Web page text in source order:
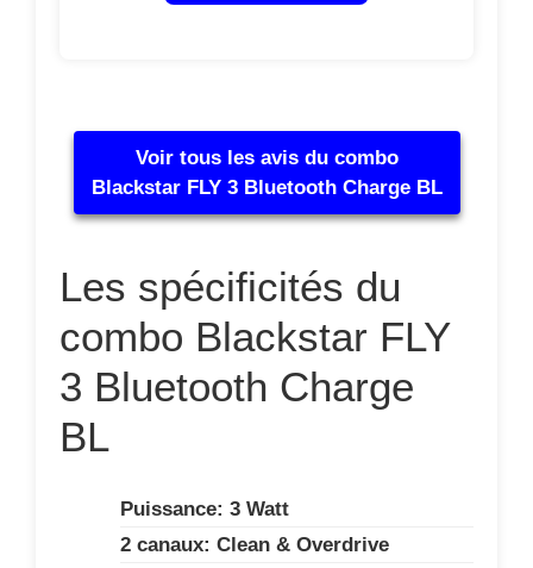
Voir tous les avis du combo
Blackstar FLY 3 Bluetooth Charge BL
Les spécificités du
combo Blackstar FLY
3 Bluetooth Charge
BL
Puissance: 3 Watt
2 canaux: Clean & Overdrive